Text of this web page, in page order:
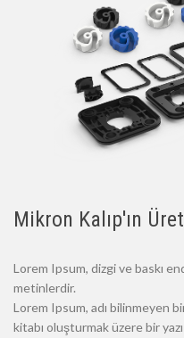
Mikron Kalıp'ın
Lorem Ipsum, dizgi ve baskı
metinlerdir.
Lorem Ipsum, adı bilinmeyen
kitabı oluşturmak üzere bir yazı